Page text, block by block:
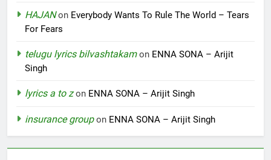
HAJANon Everybody Wants To Rule The World – Tears
For Fears
telugu lyrics bilvashtakamon ENNA SONA – Arijit
Singh
lyrics a to zon ENNA SONA – Arijit Singh
insurance groupon ENNA SONA – Arijit Singh